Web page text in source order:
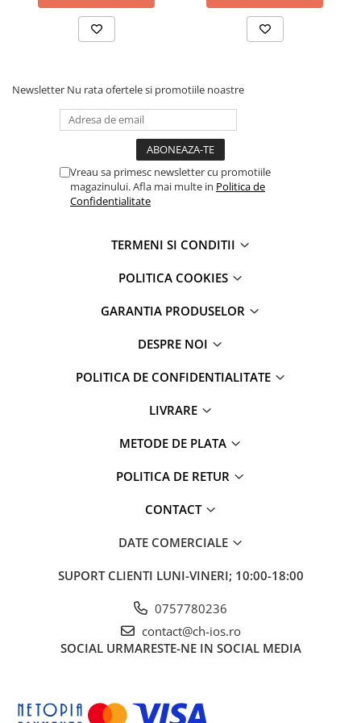
iPhone 6s Plus
iPhone 7 Plus
iPhone 8 Plus
iPhone SE 2 (2020)
iPhone SE 3 (2022)
iPad Air 4, 10.9" (2020)
iPad Gen. 11, A16 (2025)
iPad Gen. 6, 9.7" (2018)
iPad Gen. 7, 10.2" (2019)
iPad Gen. 9, 10.2" (2021)
iPad Mini 2 (2013)
iPad Mini 4 (2015)
Newsletter Nu rata ofertele si promotiile noastre
Vreau sa primesc newsletter cu promotiile
magazinului. Afla mai multe in Politica de
Confidentialitate
TERMENI SI CONDITII
POLITICA COOKIES
GARANTIA PRODUSELOR
DESPRE NOI
POLITICA DE CONFIDENTIALITATE
LIVRARE
METODE DE PLATA
POLITICA DE RETUR
CONTACT
DATE COMERCIALE
SUPORT CLIENTI LUNI-VINERI; 10:00-18:00
0757780236
contact@ch-ios.ro
SOCIAL URMARESTE-NE IN SOCIAL MEDIA